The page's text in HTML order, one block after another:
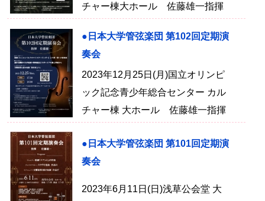
チャー棟大ホール 佐藤雄一指揮
●日本大学管弦楽団 第102回定期演
奏会
2023年12月25日(月)国立オリンピ
ック記念青少年総合センター カル
チャー棟 大ホール 佐藤雄一指揮
●日本大学管弦楽団 第101回定期演
奏会
2023年6月11日(日)浅草公会堂 大